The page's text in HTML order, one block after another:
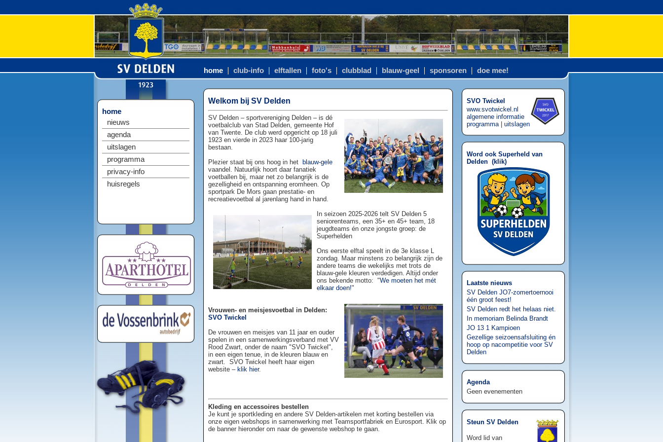
home club-info elftallen foto's clubblad blauw-geel sponsoren doe mee!
home
nieuws
agenda
uitslagen
programma
privacy-info
huisregels
Welkom bij SV Delden
SV Delden – sportvereniging Delden – is dé
voetbalclub van Stad Delden, gemeente Hof
van Twente. De club werd opgericht op 18 juli
1923 en vierde in 2023 haar 100-jarig
bestaan.
Plezier staat bij ons hoog in het
blauw-gele
vaandel. Natuurlijk hoort daar fanatiek
voetballen bij, maar net zo belangrijk is de
gezelligheid en ontspanning eromheen. Op
sportpark De Mors gaan prestatie- en
recreatievoetbal al jarenlang hand in hand.
In seizoen 2025-2026 telt SV Delden 5
seniorenteams, een 35+ en 45+ team, 18
jeugdteams én onze jongste groep: de
Superhelden
Ons eerste elftal speelt in de 3e klasse L
zondag. Maar minstens zo belangrijk zijn de
andere teams die wekelijks met trots de
blauw-gele kleuren verdedigen. Altijd onder
ons bekende motto: "We moeten het mét
elkaar doen!"
Vrouwen- en meisjesvoetbal in Delden:
SVO Twickel
De vrouwen en meisjes van 11 jaar en ouder
spelen in een samenwerkingsverband met VV
Rood Zwart, onder de naam "SVO Twickel",
in een eigen tenue, in de kleuren blauw en
zwart. SVO Twickel heeft haar eigen
website – klik hier.
Kleding en accessoires bestellen
Je kunt je sportkleding en andere SV Delden-artikelen met korting bestellen via
onze eigen webshops in samenwerking met Teamsportfabriek en Eurosport. Klik op
de banner hieronder om naar de gewenste webshop te gaan.
SVO Twickel
www.svotwickel.nl
algemene informatie
programma| uitslagen
Word ook Superheld van
Delden (klik)
Laatste nieuws
SV Delden JO7-zomertoernooi
één groot feest!
SV Delden redt het helaas niet.
In memoriam Belinda Brandt
JO 13 1 Kampioen
Gezellige seizoensafsluiting én
hoop op nacompetitie voor SV
Delden
Agenda
Geen evenementen
Steun SV Delden
Word lid van